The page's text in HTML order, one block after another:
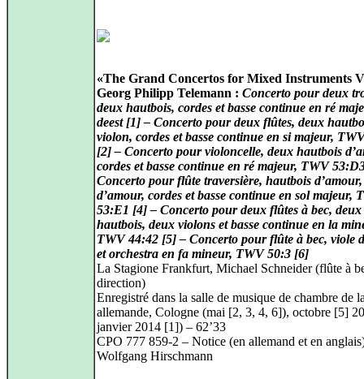
«The Grand Concertos for Mixed Instruments
Georg Philipp Telemann : Concerto pour deux
deux hautbois, cordes et basse continue en ré
deest [1] – Concerto pour deux flûtes, deux
violon, cordes et basse continue en si majeur,
[2] – Concerto pour violoncelle, deux hautbois
cordes et basse continue en ré majeur, TWV
Concerto pour flûte traversière, hautbois
d’amour, cordes et basse continue en sol majeur,
53:E1 [4] – Concerto pour deux flûtes à bec, deux
hautbois, deux violons et basse continue en la
TWV 44:42 [5] – Concerto pour flûte à bec, viole
et orchestra en fa mineur, TWV 50:3 [6]
La Stagione Frankfurt, Michael Schneider (flûte à
direction)
Enregistré dans la salle de musique de chambre de
allemande, Cologne (mai [2, 3, 4, 6]), octobre [5]
janvier 2014 [1]) – 62’33
CPO 777 859-2 – Notice (en allemand et en
Wolfgang Hirschmann